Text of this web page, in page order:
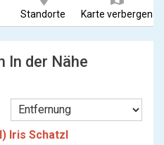
Standorte Karte verbergen
In der Nähe
Iris Schatzl